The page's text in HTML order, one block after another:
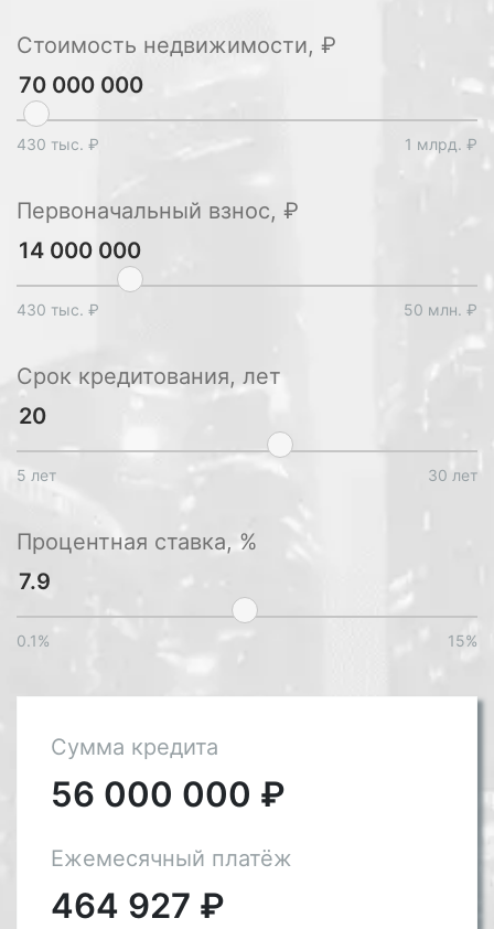
Стоимость недвижимости, ₽
430 тыс. ₽ 1 млрд. ₽
Первоначальный взнос, ₽
430 тыс. ₽ 50 млн. ₽
Срок кредитования, лет
5 лет 30 лет
Процентная ставка, %
0.1% 15%
Сумма кредита
56 000 000 ₽
Ежемесячный платёж
464 927 ₽